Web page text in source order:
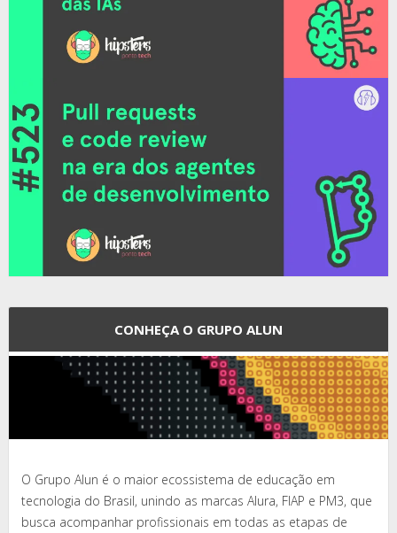
CONHEÇA O GRUPO ALUN
O Grupo Alun é o maior ecossistema de educação em
tecnologia do Brasil, unindo as marcas Alura, FIAP e PM3, que
busca acompanhar profissionais em todas as etapas de